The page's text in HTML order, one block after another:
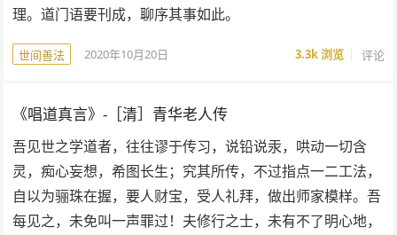
理。道门语要刊成，聊序其事如此。
世间善法 2020年10月20日 3.3k浏览 评论
《唱道真言》-［清］青华老人传
吾见世之学道者，往往谬于传习，说铅说汞，哄动一切含
灵，痴心妄想，希图长生；究其所传，不过指点一二工法，
自以为骊珠在握，要人财宝，受人礼拜，做出师家模样。吾
每见之，未免叫一声罪过！夫修行之士，未有不了明心地，